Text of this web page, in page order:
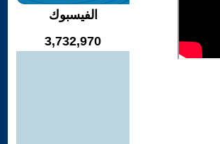
الفيسبوك
3,732,970